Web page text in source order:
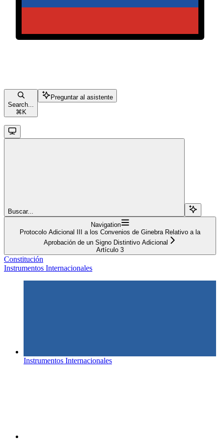
Search...
⌘ K
Preguntar al asistente
Buscar...
Navigation
Protocolo Adicional III a los Convenios de Ginebra Relativo a la
Aprobación de un Signo Distintivo Adicional
Artículo 3
Constitución
Instrumentos Internacionales
Instrumentos Internacionales